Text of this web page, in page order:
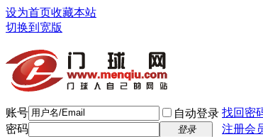
设为首页收藏本站
切换到宽版
账号 自动登录 找回密
密码
登录 注册会